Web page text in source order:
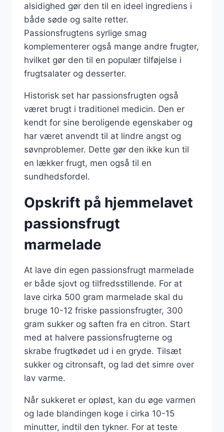
alsidighed gør den til en ideel ingrediens i
både søde og salte retter.
Passionsfrugtens syrlige smag
komplementerer også mange andre frugter,
hvilket gør den til en populær tilføjelse i
frugtsalater og desserter.
Historisk set har passionsfrugten også
været brugt i traditionel medicin. Den er
kendt for sine beroligende egenskaber og
har været anvendt til at lindre angst og
søvnproblemer. Dette gør den ikke kun til
en lækker frugt, men også til en
sundhedsfordel.
Opskrift på hjemmelavet
passionsfrugt
marmelade
At lave din egen passionsfrugt marmelade
er både sjovt og tilfredsstillende. For at
lave cirka 500 gram marmelade skal du
bruge 10-12 friske passionsfrugter, 300
gram sukker og saften fra en citron. Start
med at halvere passionsfrugterne og
skrabe frugtkødet ud i en gryde. Tilsæt
sukker og citronsaft, og lad det simre over
lav varme.
Når sukkeret er opløst, kan du øge varmen
og lade blandingen koge i cirka 10-15
minutter, indtil den tykner. For at teste